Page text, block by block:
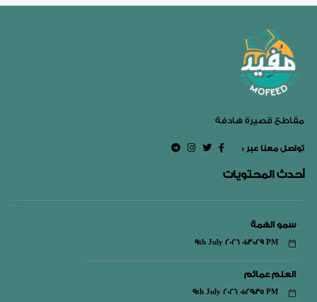
مقاطع قصيرة هادفة
: تواصل معنا عبر
أحدث المحتويات
سمو الهمة
9th July 2026 01:30:29 PM
العلم عمائم
9th July 2026 01:29:35 PM